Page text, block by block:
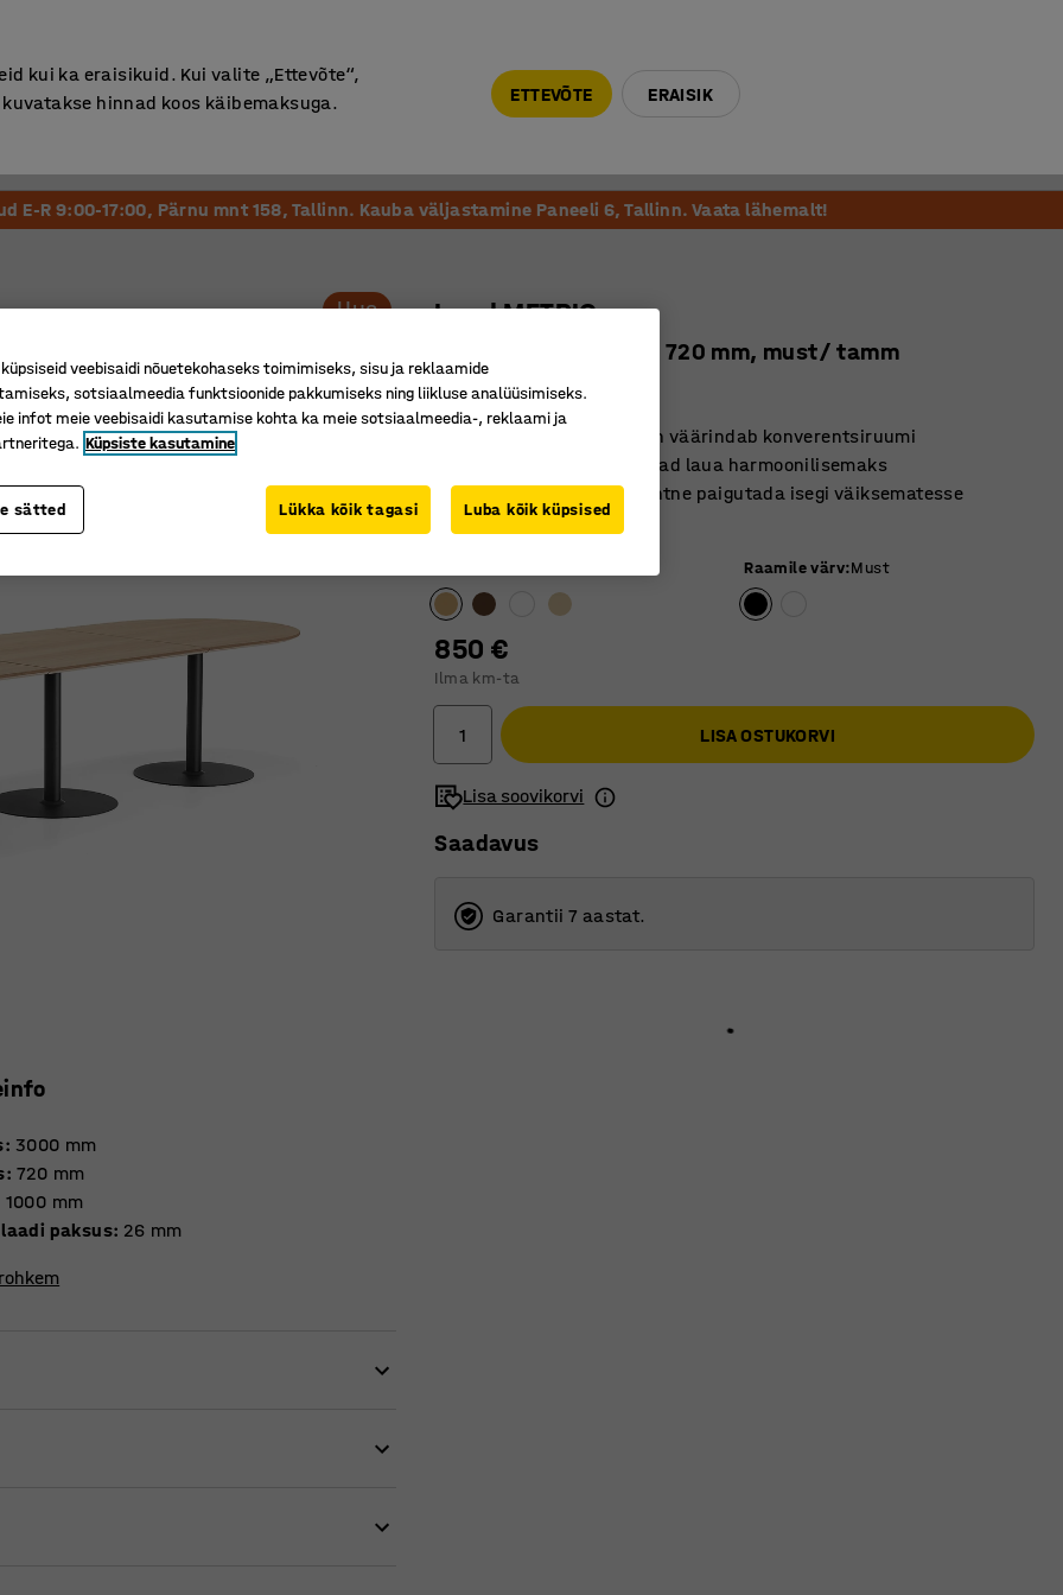
E-R 9:00-17:00, Pärnu mnt 158, Tallinn. Kauba väljastamine Paneeli 6, Tallinn. Vaata lähemalt!
Uus
: 3000 mm
: 720 mm
1000 mm
paksus: 26 mm
Laud METRIC
Ovaal, 3000 x 1000 x 720 mm, must/ tamm
Art. nr.:156416
Elegantne ja ajatu disain väärindab konverentsiruumi
Ümarad nurgad muudavad laua harmoonilisemaks
Õhuke ja stiilne kuju – lihtne paigutada isegi väiksematesse
ruumidesse
Raamile värv:Must
850 €
Ilma km-ta
LISA OSTUKORVI
Lisa soovikorvi
Saadavus
Garantii 7 aastat.
kui ka eraisikuid. Kui valite „Ettevõte“,
hinnad koos käibemaksuga.
ETTEVÕTE ERAISIK
veebisaidi nõuetekohaseks toimimiseks, sisu ja reklaamide
sotsiaalmeedia funktsioonide pakkumiseks ning liikluse analüüsimiseks.
infot meie veebisaidi kasutamise kohta ka meie sotsiaalmeedia-, reklaami ja
Küpsiste kasutamine
sätted Lükka kõik tagasi Luba kõik küpsised